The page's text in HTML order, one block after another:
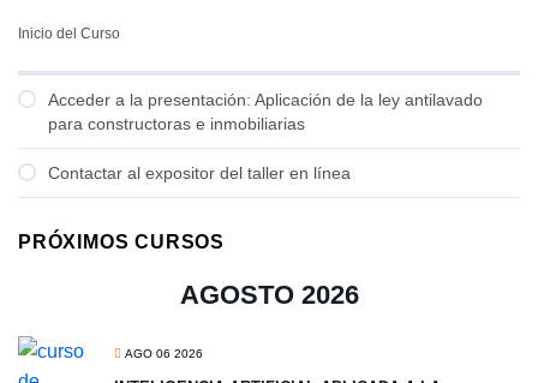
Inicio del Curso
Acceder a la presentación: Aplicación de la ley antilavado
para constructoras e inmobiliarias
Contactar al expositor del taller en línea
PRÓXIMOS CURSOS
AGOSTO 2026
AGO 06 2026